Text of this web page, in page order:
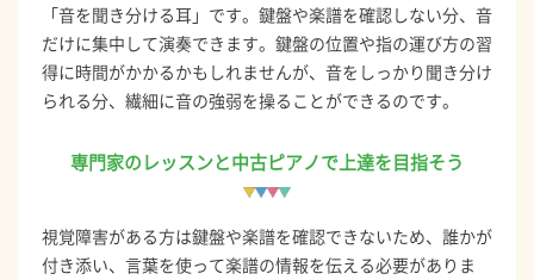
「音を聞き分ける耳」です。鍵盤や楽譜を確認しない分、音
だけに集中して演奏できます。鍵盤の位置や指の運び方の習
得に時間がかかるかもしれませんが、音をしっかり聞き分け
られる分、繊細に音の強弱を操ることができるのです。
専門家のレッスンと中古ピアノで上達を目指そう
視覚障害がある方は鍵盤や楽譜を確認できないため、誰かが
付き添い、言葉を使って楽譜の情報を伝える必要がありま